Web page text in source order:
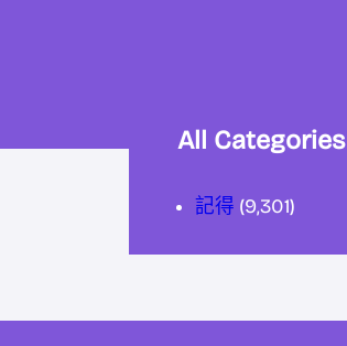
All Categories
記得 (9,301)